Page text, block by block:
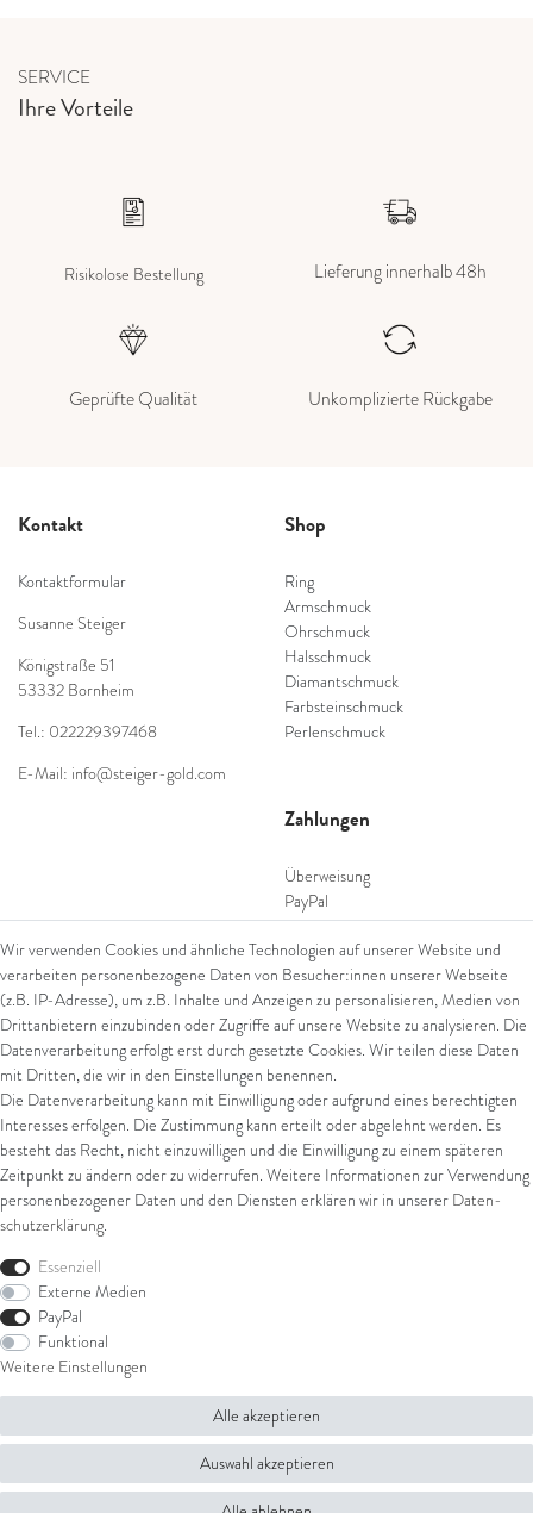
SERVICE
Ihre Vorteile
Risikolose Bestellung Lieferung innerhalb 48h
Geprüfte Qualität Unkomplizierte Rückgabe
Kontakt
Kontaktformular
Susanne Steiger
Königstraße 51
53332 Bornheim
Tel.: 022229397468
E-Mail: info@steiger-gold.com
Shop
Ring
Armschmuck
Ohrschmuck
Halsschmuck
Diamantschmuck
Farbsteinschmuck
Perlenschmuck
Zahlungen
Überweisung
PayPal
SEPA Lastschrift
giropay
Kreditkarte
Versand
UPS
FedEx
© Copyright 2026 Juwelier Steiger | Alle Rechte vorbehalten.
Wir verwenden Cookies und ähnliche Technologien auf unserer Website und
verarbeiten personenbezogene Daten von Besucher:innen unserer Webseite
(z.B. IP-Adresse), um z.B. Inhalte und Anzeigen zu personalisieren, Medien von
Drittanbietern einzubinden oder Zugriffe auf unsere Website zu analysieren. Die
Datenverarbeitung erfolgt erst durch gesetzte Cookies. Wir teilen diese Daten
mit Dritten, die wir in den Einstellungen benennen.
Die Datenverarbeitung kann mit Einwilligung oder aufgrund eines berechtigten
Interesses erfolgen. Die Zustimmung kann erteilt oder abgelehnt werden. Es
besteht das Recht, nicht einzuwilligen und die Einwilligung zu einem späteren
Zeitpunkt zu ändern oder zu widerrufen. Weitere Informationen zur Verwendung
personenbezogener Daten und den Diensten erklären wir in unserer Daten­
schutz­erklärung.
Essenziell
Externe Medien
PayPal
Funktional
Weitere Einstellungen
Alle akzeptieren
Auswahl akzeptieren